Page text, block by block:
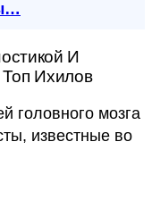
И
Ихилов
головного мозга
известные во